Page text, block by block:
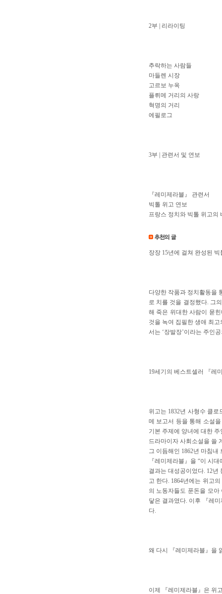
2부 | 리라이팅
추락하는 사람들
마들렌 시장
고르보 누옥
플뤼메 거리의 사랑
혁명의 거리
에필로그
3부 | 관련서 및 연보
『레미제라블』 관련서
빅톨 위고 연보
프랑스 정치와 빅톨 위고의
장장 15년에 걸쳐 완성된
다양한 작품과 정치활동을
로 치를 것을 결정했다. 그
해 죽은 위대한 사람이 묻
것을 녹여 집필한 생애 최
서는 ‘장발장’이라는 주인
19세기의 베스트셀러 『레
위고는 1832년 사형수 클
메 보고서 등을 통해 소설
기본 주제에 양녀에 대한
드라마이자 사회소설을 쓸
그 이듬해인 1862년 마침
『레미제라블』을 “이 시
결과는 대성공이었다. 12년
고 한다. 1864년에는 위고
의 노동자들도 푼돈을 모
닿은 결과였다. 이후 『레
다.
왜 다시 『레미제라블』을
이제 『레미제라블』은 위